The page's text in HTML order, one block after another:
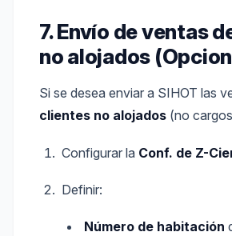
7. Envío de ventas
no alojados
Si se desea enviar a SIHOT las
clientes no alojados (no
Configurar la Conf. de Z-
Definir:
Número de habitación